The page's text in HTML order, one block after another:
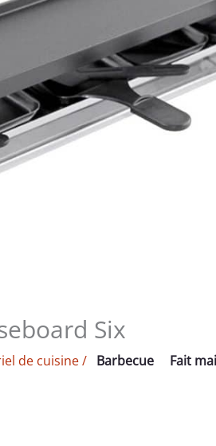
Six
de cuisine/ Barbecue Fait